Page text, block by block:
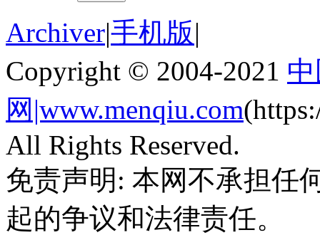
Archiver|手机版|
Copyright © 2004-2021
网|www.menqiu.com
All Rights Reserved.
免责声明: 本网不承担任
起的争议和法律责任。